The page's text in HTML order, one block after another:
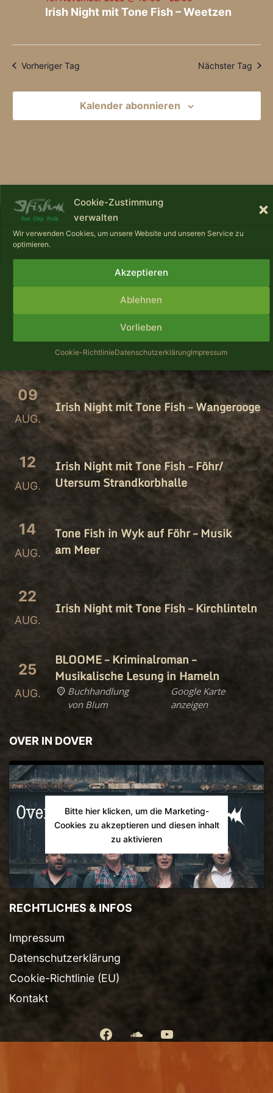
Cookie-Zustimmung
verwalten
Wir verwenden Cookies, um unsere Website und unseren Service zu
optimieren.
Akzeptieren
Ablehnen
Vorlieben
Cookie-RichtlinieDatenschutzerklärungImpressum
2025
Irish Night mit Tone Fish – Weetzen
Vorheriger Tag Nächster Tag
Kalender abonnieren
09
AUG.
Irish Night mit Tone Fish – Wangerooge
12
AUG.
Irish Night mit Tone Fish – Föhr/​
Utersum Strandkorbhalle
14
AUG.
Tone Fish in Wyk auf Föhr – Musik
am Meer
22
AUG.
Irish Night mit Tone Fish – Kirchlinteln
25
AUG.
BLOOME – Kriminalroman –
Musikalische Lesung in Hameln
Buchhandlung
von Blum
Google Karte
anzeigen
OVER IN DOVER
Bitte hier klicken, um die Marketing-
Cookies zu akzeptieren und diesen inhalt
zu aktivieren
RECHTLICHES & INFOS
Impressum
Datenschutzerklärung
Cookie-Richtlinie (EU)
Kontakt
facebook Soundcloud